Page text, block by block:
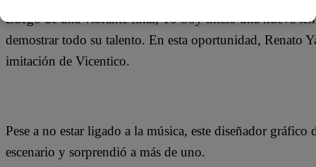
Luego de una vibrante final, Yo Soy inició una nueva
demostrar todo su talento. En esta oportunidad, Renato
imitación de Vicentico.
Pese a no estar ligado a la música, este diseñador
escenario y sorprendió a más de uno.